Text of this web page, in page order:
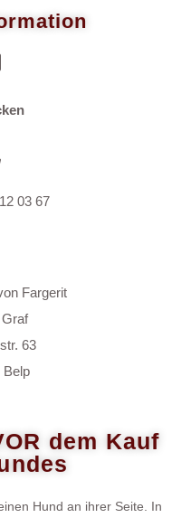
03 67
Fargerit
63
Belp
dem Kauf
Hund an ihrer Seite. In